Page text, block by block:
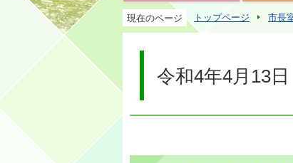
現在のページ トップページ 市長
令和4年4月13